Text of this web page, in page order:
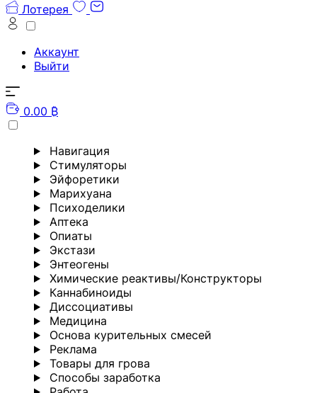
Лотерея
Аккаунт
Выйти
0.00 ₿
Навигация
Стимуляторы
Эйфоретики
Марихуана
Психоделики
Аптека
Опиаты
Экстази
Энтеогены
Химические реактивы/Конструкторы
Каннабиноиды
Диссоциативы
Медицина
Основа курительных смесей
Реклама
Товары для грова
Способы заработка